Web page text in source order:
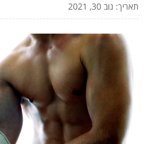
תאריך: נוב 30, 2021